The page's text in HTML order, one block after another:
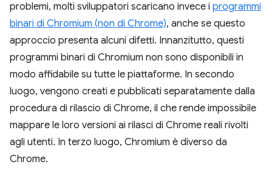
problemi, molti sviluppatori scaricano invece i programmi
binari di Chromium (non di Chrome), anche se questo
approccio presenta alcuni difetti. Innanzitutto, questi
programmi binari di Chromium non sono disponibili in
modo affidabile su tutte le piattaforme. In secondo
luogo, vengono creati e pubblicati separatamente dalla
procedura di rilascio di Chrome, il che rende impossibile
mappare le loro versioni ai rilasci di Chrome reali rivolti
agli utenti. In terzo luogo, Chromium è diverso da
Chrome.